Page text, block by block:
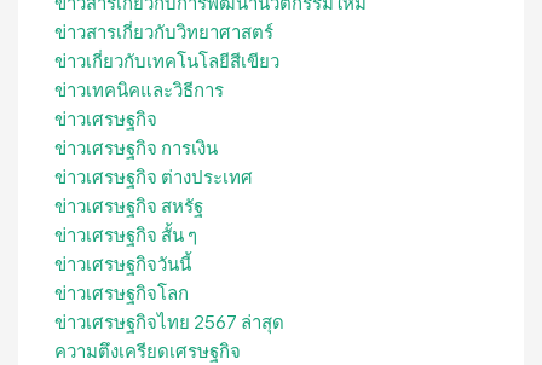
ข่าวสารเกี่ยวกับวิทยาศาสตร์
ข่าวเกี่ยวกับเทคโนโลยีสีเขียว
ข่าวเทคนิคและวิธีการ
ข่าวเศรษฐกิจ
ข่าวเศรษฐกิจ การเงิน
ข่าวเศรษฐกิจ ต่างประเทศ
ข่าวเศรษฐกิจ สหรัฐ
ข่าวเศรษฐกิจ สั้น ๆ
ข่าวเศรษฐกิจวันนี้
ข่าวเศรษฐกิจโลก
ข่าวเศรษฐกิจไทย 2567 ล่าสุด
ความตึงเครียดเศรษฐกิจ